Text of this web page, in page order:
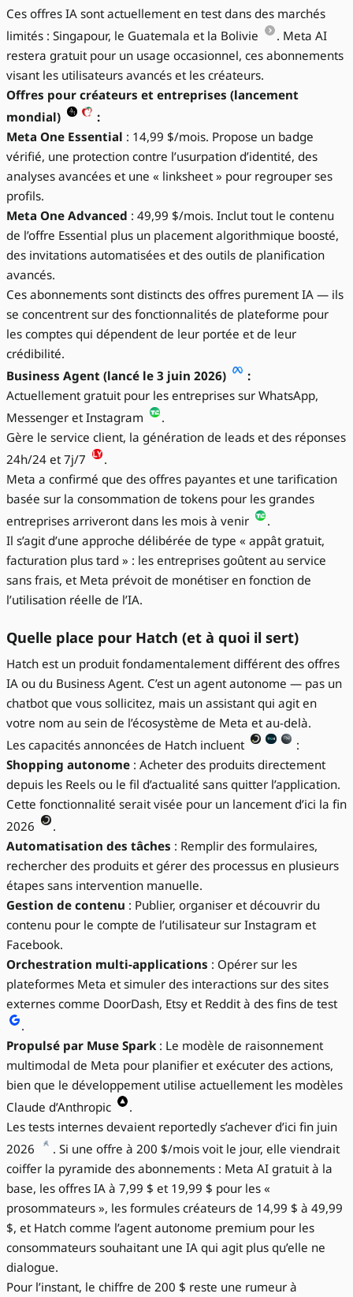
Ces offres IA sont actuellement en test dans des marchés
limités : Singapour, le Guatemala et la Bolivie
. Meta AI
restera gratuit pour un usage occasionnel, ces abonnements
visant les utilisateurs avancés et les créateurs.
Offres pour créateurs et entreprises (lancement
mondial)
:
Meta One Essential : 14,99 $/mois. Propose un badge
vérifié, une protection contre l’usurpation d’identité, des
analyses avancées et une « linksheet » pour regrouper ses
profils.
Meta One Advanced : 49,99 $/mois. Inclut tout le contenu
de l’offre Essential plus un placement algorithmique boosté,
des invitations automatisées et des outils de planification
avancés.
Ces abonnements sont distincts des offres purement IA — ils
se concentrent sur des fonctionnalités de plateforme pour
les comptes qui dépendent de leur portée et de leur
crédibilité.
Business Agent (lancé le 3 juin 2026)
:
Actuellement gratuit pour les entreprises sur WhatsApp,
Messenger et Instagram
.
Gère le service client, la génération de leads et des réponses
24h/24 et 7j/7
.
Meta a confirmé que des offres payantes et une tarification
basée sur la consommation de tokens pour les grandes
entreprises arriveront dans les mois à venir
.
Il s’agit d’une approche délibérée de type « appât gratuit,
facturation plus tard » : les entreprises goûtent au service
sans frais, et Meta prévoit de monétiser en fonction de
l’utilisation réelle de l’IA.
Quelle place pour Hatch (et à quoi il sert)
Hatch est un produit fondamentalement différent des offres
IA ou du Business Agent. C’est un agent autonome — pas un
chatbot que vous sollicitez, mais un assistant qui agit en
votre nom au sein de l’écosystème de Meta et au-delà.
Les capacités annoncées de Hatch incluent
:
Shopping autonome : Acheter des produits directement
depuis les Reels ou le fil d’actualité sans quitter l’application.
Cette fonctionnalité serait visée pour un lancement d’ici la fin
2026
.
Automatisation des tâches : Remplir des formulaires,
rechercher des produits et gérer des processus en plusieurs
étapes sans intervention manuelle.
Gestion de contenu : Publier, organiser et découvrir du
contenu pour le compte de l’utilisateur sur Instagram et
Facebook.
Orchestration multi-applications : Opérer sur les
plateformes Meta et simuler des interactions sur des sites
externes comme DoorDash, Etsy et Reddit à des fins de test
.
Propulsé par Muse Spark : Le modèle de raisonnement
multimodal de Meta pour planifier et exécuter des actions,
bien que le développement utilise actuellement les modèles
Claude d’Anthropic
.
Les tests internes devaient reportedly s’achever d’ici fin juin
2026
. Si une offre à 200 $/mois voit le jour, elle viendrait
coiffer la pyramide des abonnements : Meta AI gratuit à la
base, les offres IA à 7,99 $ et 19,99 $ pour les «
prosommateurs », les formules créateurs de 14,99 $ à 49,99
$, et Hatch comme l’agent autonome premium pour les
consommateurs souhaitant une IA qui agit plus qu’elle ne
dialogue.
Pour l’instant, le chiffre de 200 $ reste une rumeur à